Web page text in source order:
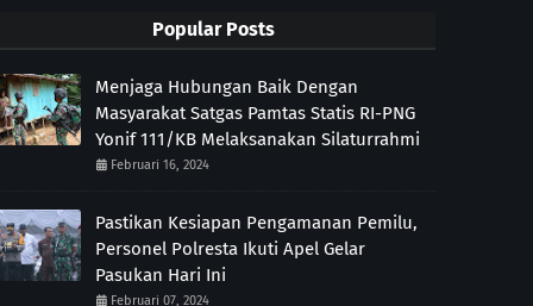
Popular Posts
Menjaga Hubungan Baik Dengan
Masyarakat Satgas Pamtas Statis RI-PNG
Yonif 111/KB Melaksanakan Silaturrahmi
Februari 16, 2024
Pastikan Kesiapan Pengamanan Pemilu,
Personel Polresta Ikuti Apel Gelar
Pasukan Hari Ini
Februari 07, 2024